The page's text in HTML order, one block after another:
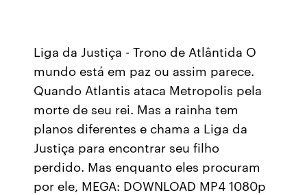
Liga da Justiça - Trono de Atlântida O
mundo está em paz ou assim parece.
Quando Atlantis ataca Metropolis pela
morte de seu rei. Mas a rainha tem
planos diferentes e chama a Liga da
Justiça para encontrar seu filho
perdido. Mas enquanto eles procuram
por ele, MEGA: DOWNLOAD MP4 1080p